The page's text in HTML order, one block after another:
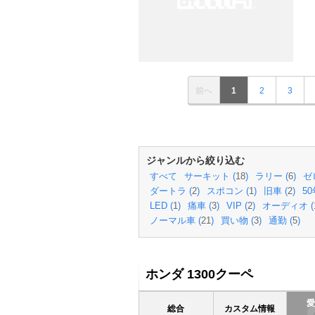
前へ 1 2 3
ジャンルから絞り込む
すべて サーキット (18) ラリー (6)
ゼ
ダートラ (2) スポコン (1) 旧車 (2)
50
LED (1) 痛車 (3) VIP (2) オーディオ (
ノーマル車 (21) 買い物 (3) 通勤 (5)
ホンダ 1300クーペ
総合 カスタム情報